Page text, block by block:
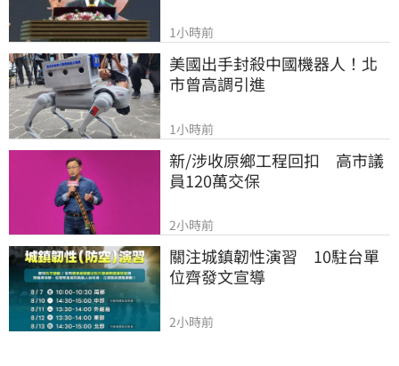
1小時前
美國出手封殺中國機器人！北
市曾高調引進
1小時前
新/涉收原鄉工程回扣　高市議
員120萬交保
2小時前
關注城鎮韌性演習　10駐台單
位齊發文宣導
2小時前